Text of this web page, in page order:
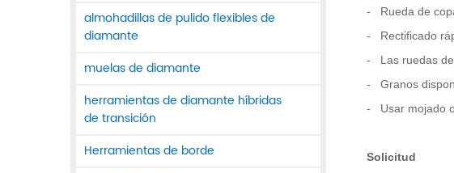
almohadillas de pulido flexibles de
diamante
muelas de diamante
herramientas de diamante híbridas
de transición
Herramientas de borde
- Rueda de
- Rectificado
- Las ruedas
- Granos
- Usar mojado
Solicitud